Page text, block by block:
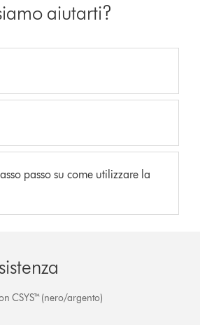
aiutarti?
passo su come utilizzare la
CSYS™ (nero/argento)